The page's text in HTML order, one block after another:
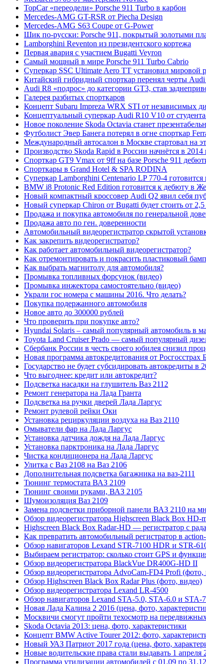
TopCar «переодели» Porsche 911 Turbo в карбон
Mercedes-AMG GT-RSR от Piecha Design
Mercedes-AMG S63 Coupe от G-Power
Шик по-русски: Porsche 911, покрытый золотыми
Lamborghini Reventon из президентского кортежа
Первая авария с участием Bugatti Veyron
Самый мощный в мире Porsche 911 Turbo Cabrio
Суперкар SSC Ultimate Aero TT установил мировой
Китайский гибридный спорткар перенял черты
Audi R8 «подрос» до категории GT3, став
Галерея разбитых спорткаров
Концепт Subaru Impreza WRX STI от независимых
Концептуальный суперкар Audi R10 V10 от
Новое поколение Skoda Octavia станет
Футболист Эвер Банега потерял в огне спорткар
Международный автосалон в Москве стартовал на
Производство Skoda Rapid в России начнётся в 2014
Спорткар GT9 Vmax от 9ff на базе Porsche 911
Спорткары в Grand Hotel & SPA RODINA
Суперкар Lamborghini Centenario LP 770-4 готовится
BMW i8 Protonic Red Edition готовится к дебюту в
Новый компактный кроссовер Audi Q2 явил себя
Новый суперкар Chiron от Bugatti будет стоить от
Продажа и покупка автомобиля по генеральной
Продажа авто по ген. доверенности
Автомобильный видеорегистратор скрытой
Как закрепить видеорегистратор?
Как работает автомобильный видеорегистратор?
Как отремонтировать и покрасить пластиковый
Как выбрать магнитолу для автомобиля?
Промывка топливных форсунок (видео)
Промывка инжектора самостоятельно (видео)
Украли гос номера с машины 2016. Что делать?
Покупка подержанного автомобиля
Новое авто до 300000 рублей
Что проверить при покупке авто?
Hyundai Solaris – самый популярный автомобиль в
Toyota Land Cruiser Prado — самый популярный
Сбербанк России в честь своего юбилея снизил
Новая программа автокредитования от Росгосстрах
Государство не будет субсидировать автокредиты в
Что выгоднее: кредит или автокредит?
Подсветка насадки на глушитель Ваз 2112
Ремонт генератора на Лада Гранта
Подсветка на ручки дверей Лада Ларгус
Ремонт рулевой рейки Оки
Установка рециркуляции воздуха на Ваз 2110
Омыватели фар на Лада Ларгус
Установка датчика дождя на Лада Ларгус
Установка парктроника на Лада Ларгус
Чистка кондиционера на Лада Ларгус
Улитка с Ваз 2108 на Ваз 2106
Дополнительная подсветка багажника на ваз-2111
Тюнинг термостата ВАЗ 2109
Тюнинг своими руками, ВАЗ 2105
Шумоизоляция Ваз 2109
Замена подсветки приборной панели ВАЗ 2110 на
Обзор видеорегистратора Highscreen Black Box HD-
Highscreen Black Box Radar-HD — регистратор с
Как превратить автомобильный регистратор в
Обзор навигаторов Lexand STR-7100 HDR и STR-
Выбираем регистратор: сколько стоит GPS и
Обзор видеорегистратора BlackVue DR400G-HD II
Обзор видеорегистратора AdvoCam-FD4 Profi (фото,
Обзор Highscreen Black Box Radar Plus (фото, видео)
Обзор видеорегистратора Lexand LR-4500
Обзор навигаторов Lexand STA-5.0, STA-6.0 и STA-
Новая Лада Калина 2 2016 (цена, фото,
Москвичи смогут пройти техосмотр на
Skoda Octavia 2013: цена, фото, характеристики
Концепт BMW Active Tourer 2012: фото,
Новый УАЗ Патриот 2017 года (цена, фото,
Новые водительские права стали выдавать 1 апреля
Программа утилизации автомобилей с 01.09 по